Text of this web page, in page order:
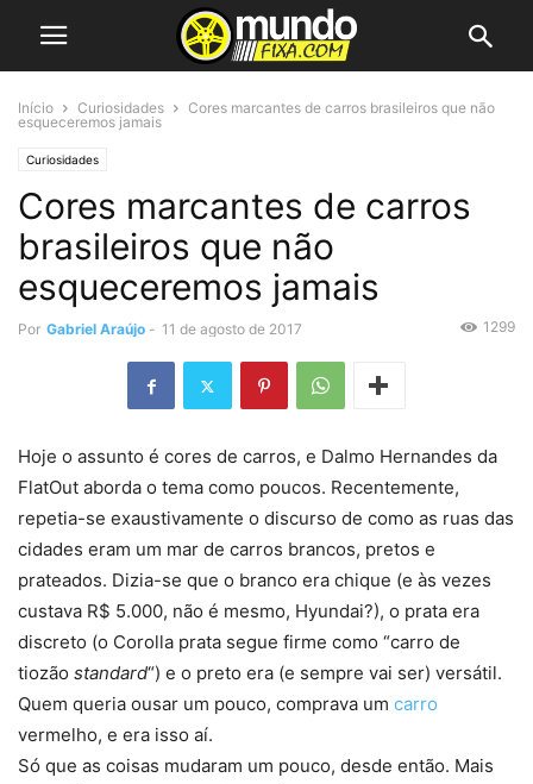
Início Curiosidades
Cores marcantes de carros brasileiros que não
esqueceremos jamais
Curiosidades
Cores marcantes de carros
brasileiros que não
esqueceremos jamais
Por Gabriel Araújo - 11 de agosto de 2017 1299
Hoje o assunto é cores de carros, e Dalmo Hernandes da
FlatOut aborda o tema como poucos. Recentemente,
repetia-se exaustivamente o discurso de como as ruas das
cidades eram um mar de carros brancos, pretos e
prateados. Dizia-se que o branco era chique (e às vezes
custava R$ 5.000, não é mesmo, Hyundai?), o prata era
discreto (o Corolla prata segue firme como “carro de
tiozão standard“) e o preto era (e sempre vai ser) versátil.
Quem queria ousar um pouco, comprava um carro
vermelho, e era isso aí.
Só que as coisas mudaram um pouco, desde então. Mais